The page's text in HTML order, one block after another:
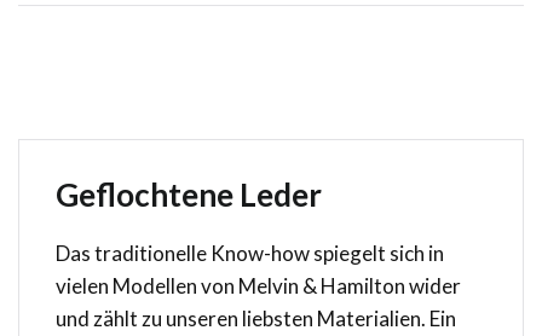
Geflochtene Leder
Das traditionelle Know-how spiegelt sich in
vielen Modellen von Melvin & Hamilton wider
und zählt zu unseren liebsten Materialien. Ein